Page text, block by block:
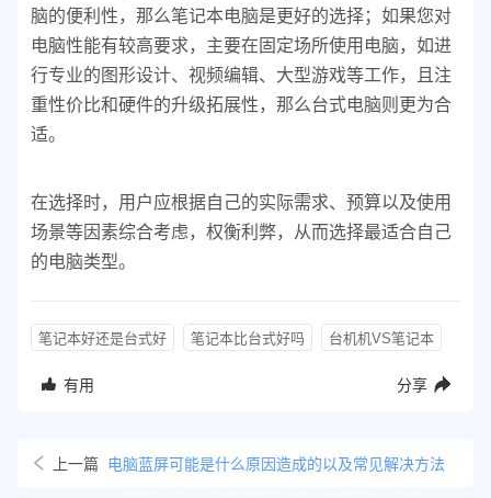
脑的便利性，那么笔记本电脑是更好的选择；如果您对
电脑性能有较高要求，主要在固定场所使用电脑，如进
行专业的图形设计、视频编辑、大型游戏等工作，且注
重性价比和硬件的升级拓展性，那么台式电脑则更为合
适。
在选择时，用户应根据自己的实际需求、预算以及使用
场景等因素综合考虑，权衡利弊，从而选择最适合自己
的电脑类型。
笔记本好还是台式好 笔记本比台式好吗 台机机VS笔记本
有用 分享
上一篇 电脑蓝屏可能是什么原因造成的以及常见解决方法